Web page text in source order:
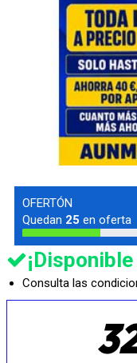
OFERTÓN
Quedan 25 en oferta
Consulta las
3